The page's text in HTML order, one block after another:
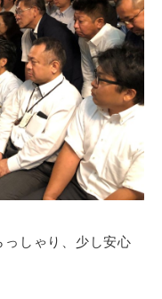
しゃり、少し安心